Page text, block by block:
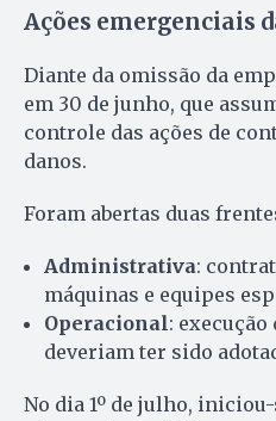
Ações emergenciais
Diante da omissão da
em 30 de junho, que
controle das ações de
danos.
Foram abertas duas
Administrativa:
máquinas e equipes
Operacional: execução
deveriam ter sido
No dia 1º de julho,